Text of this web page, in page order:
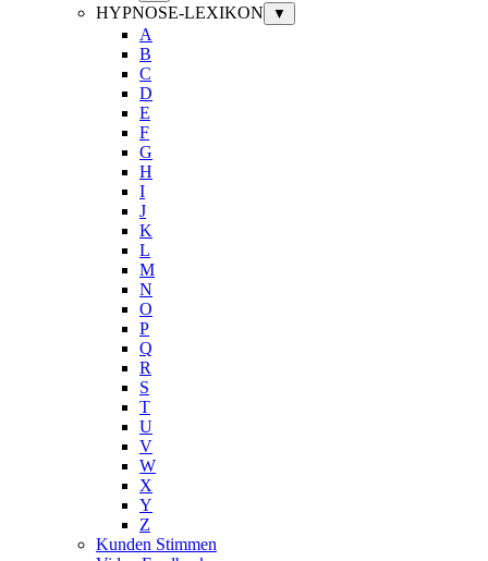
HYPNOSE-LEXIKON ▼
A
B
C
D
E
F
G
H
I
J
K
L
M
N
O
P
Q
R
S
T
U
V
W
X
Y
Z
Kunden Stimmen